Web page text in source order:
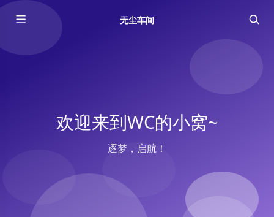
无尘车间
欢迎来到WC的小窝~
逐梦，启航！